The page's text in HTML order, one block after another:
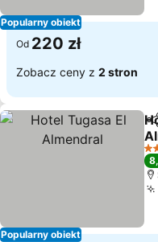
Popularny obiekt
Od 220 zł
Zobacz ceny z 2 stron
Popularny obiekt
3